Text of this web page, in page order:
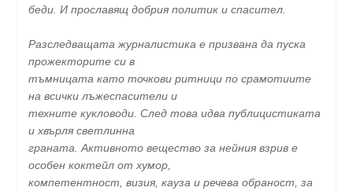
беди. И прославящ добрия политик и спасител.
Разследващата журналистика е призвана да пуска
прожекторите си в
тъмницата като точкови ритници по срамотиите
на всички лъжеспасители и
техните кукловоди. След това идва публицистиката
и хвърля светлинна
граната. Активното вещество за нейния взрив е
особен коктейл от хумор,
компетентност, визия, кауза и речева обраност, за